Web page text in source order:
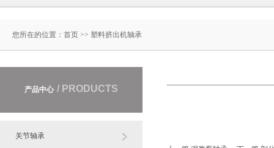
您所在的位置： 首页 >> 塑料挤出机轴承
产品中心 / PRODUCTS
关节轴承